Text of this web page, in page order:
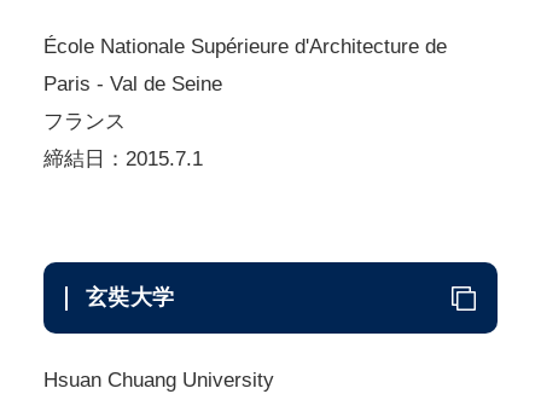
École Nationale Supérieure d'Architecture de
Paris - Val de Seine
フランス
締結日：2015.7.1
玄奘大学
Hsuan Chuang University